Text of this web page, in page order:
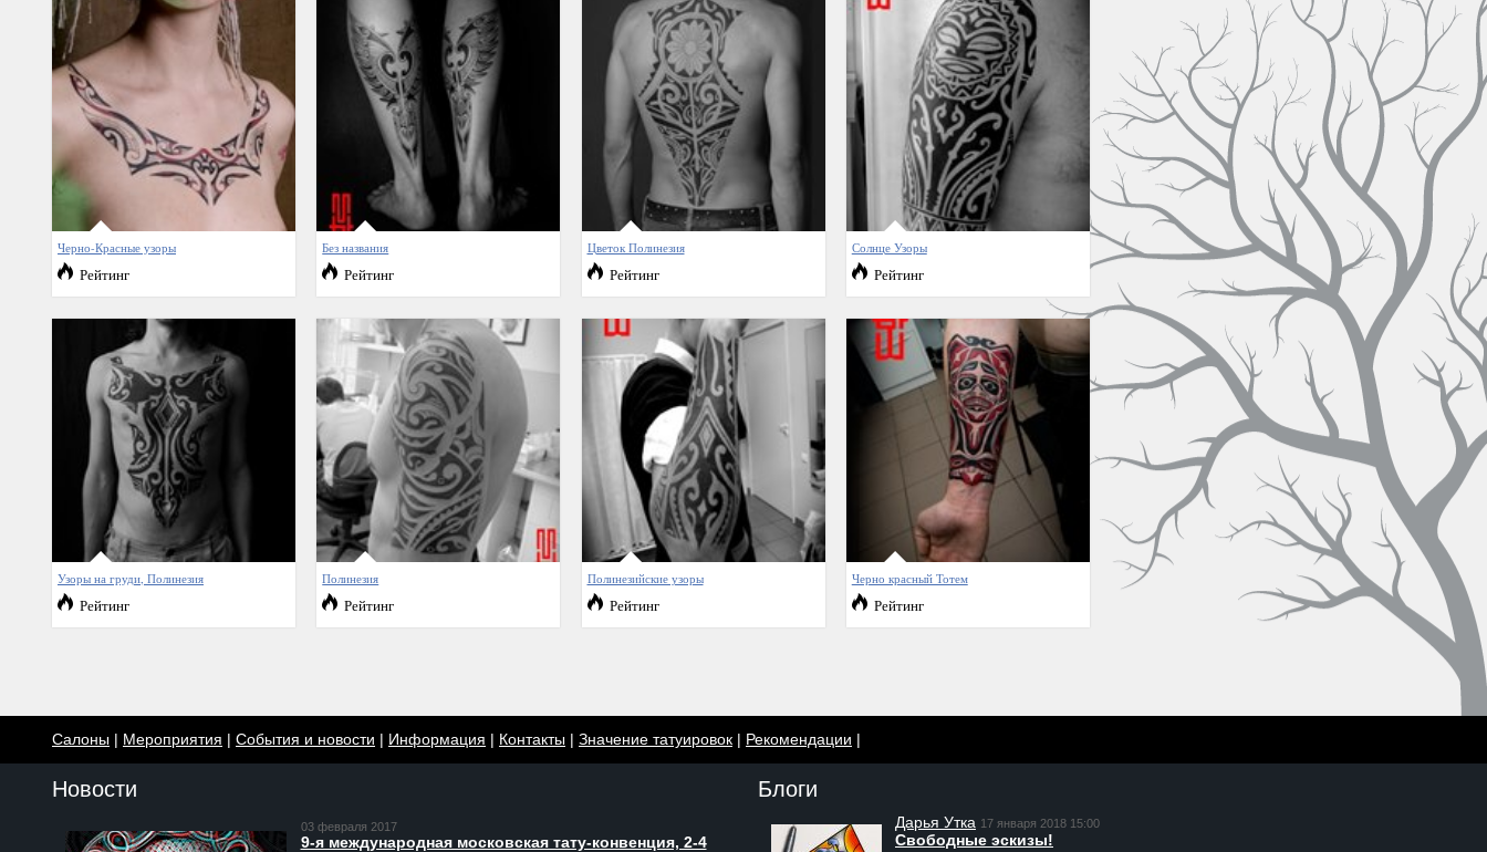
Черно-Красные узоры
Рейтинг
Без названия
Рейтинг
Цветок Полинезия
Рейтинг
Солнце Узоры
Рейтинг
Узоры на груди, Полинезия
Рейтинг
Полинезия
Рейтинг
Полинезийские узоры
Рейтинг
Черно красный Тотем
Рейтинг
Салоны | Мероприятия | События и новости | Информация | Контакты | Значение татуировок | Рекомендации |
Новости
03 февраля 2017
9-я международная московская тату-конвенция, 2-4
Блоги
Дарья Утка 17 января 2018 15:00
Свободные эскизы!